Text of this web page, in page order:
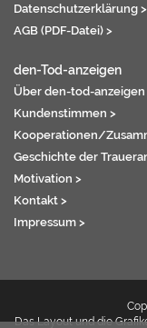
Datenschutzerklärung >
AGB (PDF-Datei) >
den-Tod-anzeigen
Über den-tod-anzeigen
Kundenstimmen >
Kooperationen/
Geschichte der
Motivation >
Kontakt >
Impressum >
Das Layout und die